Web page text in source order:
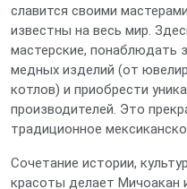
славится своими
известны на весь мир.
мастерские, понаблюдать
медных изделий (от
котлов) и приобрести
производителей. Это
традиционное
Сочетание истории,
красоты делает Мичоакан